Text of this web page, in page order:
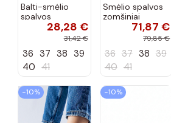
Balti-smėlio
spalvos
sportiniai
Casey
28,28 €
31,42 €
36 37 38 39
40 41
Smėlio spalvos
zomšiniai
sportiniai
bateliai, „Karino"
71,87 €
79,85 €
36 37 38 39
40 41
−10% −10%